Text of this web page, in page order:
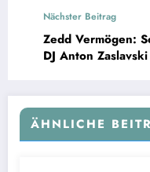
Nächster Beitrag
Zedd Vermögen:
DJ Anton
ÄHNLICHE